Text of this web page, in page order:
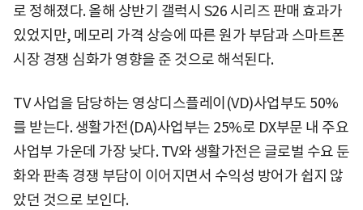
로 정해졌다. 올해 상반기 갤럭시 S26 시리즈 판매 효과가
있었지만, 메모리 가격 상승에 따른 원가 부담과 스마트폰
시장 경쟁 심화가 영향을 준 것으로 해석된다.
TV 사업을 담당하는 영상디스플레이(VD)사업부도 50%
를 받는다. 생활가전(DA)사업부는 25%로 DX부문 내 주요
사업부 가운데 가장 낮다. TV와 생활가전은 글로벌 수요 둔
화와 판촉 경쟁 부담이 이어지면서 수익성 방어가 쉽지 않
았던 것으로 보인다.